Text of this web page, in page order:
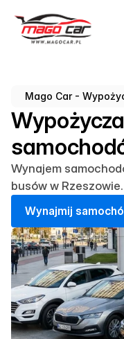
Mago Car -
Wynajem
busów w
Wynajmij samochó